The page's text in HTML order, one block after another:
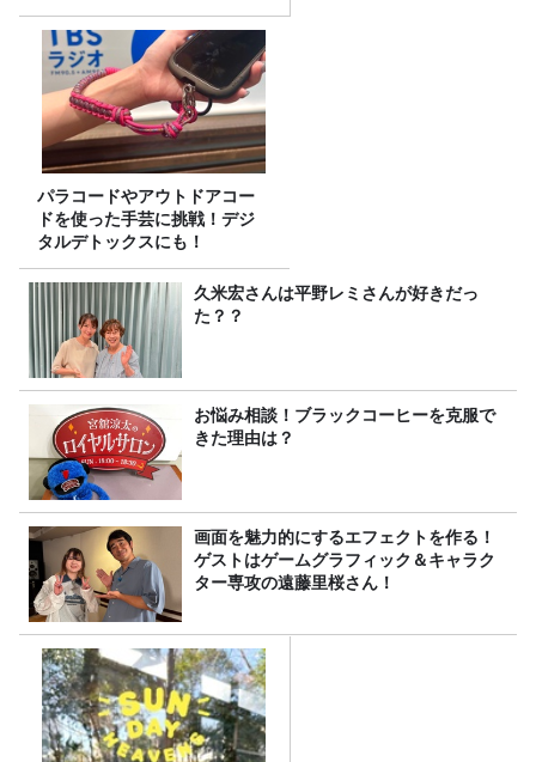
パラコードやアウトドアコー
ドを使った手芸に挑戦！デジ
タルデトックスにも！
久米宏さんは平野レミさんが好きだっ
た？？
お悩み相談！ブラックコーヒーを克服で
きた理由は？
画面を魅力的にするエフェクトを作る！
ゲストはゲームグラフィック＆キャラク
ター専攻の遠藤里桜さん！